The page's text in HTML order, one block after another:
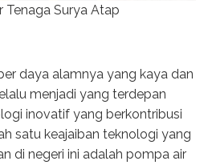
Tenaga Surya Atap
daya alamnya yang kaya dan
menjadi yang terdepan
inovatif yang berkontribusi
satu keajaiban teknologi yang
di negeri ini adalah pompa air